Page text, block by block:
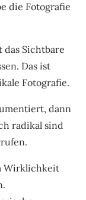
die Fotografie
das Sichtbare
Das ist
Fotografie.
dann
radikal sind
Wirklichkeit